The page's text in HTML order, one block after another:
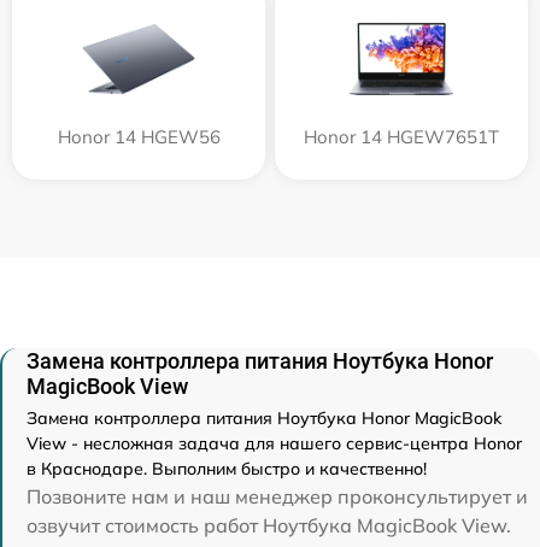
Honor 14 HGEW56 Honor 14 HGEW7651T
Замена контроллера питания Ноутбука Honor
MagicBook View
Замена контроллера питания Ноутбука Honor MagicBook
View - несложная задача для нашего сервис-центра Honor
в Краснодаре. Выполним быстро и качественно!
Позвоните нам и наш менеджер проконсультирует и
озвучит стоимость работ Ноутбука MagicBook View.